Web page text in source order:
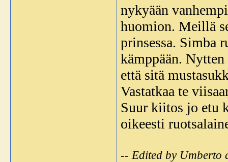
nykyään
huomion. Meillä
prinsessa. Simba
kämppään.
että sitä
Vastatkaa te
Suur kiitos jo etu
oikeesti
-- Edited by Umberto